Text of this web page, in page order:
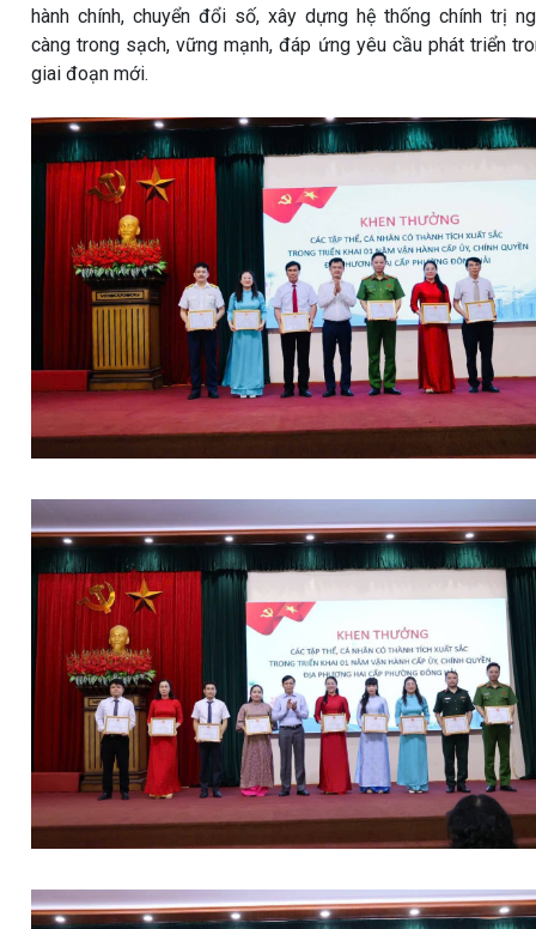
hành chính, chuyển đổi số, xây dựng hệ thống chính trị
càng trong sạch, vững mạnh, đáp ứng yêu cầu phát triển
giai đoạn mới.